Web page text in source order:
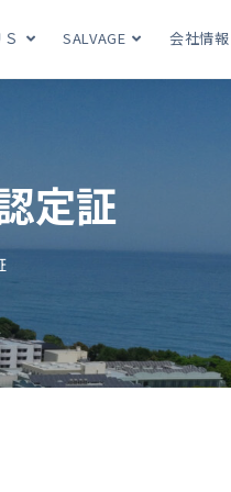
SALVAGE 会社情報
定証